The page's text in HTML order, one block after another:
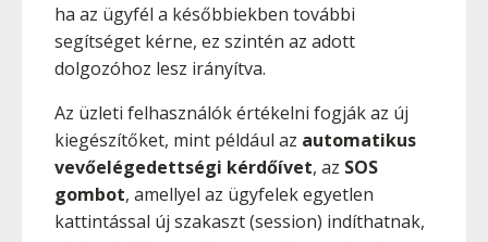
ha az ügyfél a későbbiekben további
segítséget kérne, ez szintén az adott
dolgozóhoz lesz irányítva.
Az üzleti felhasználók értékelni fogják az új
kiegészítőket, mint például az automatikus
vevőelégedettségi kérdőívet, az SOS
gombot, amellyel az ügyfelek egyetlen
kattintással új szakaszt (session) indíthatnak,